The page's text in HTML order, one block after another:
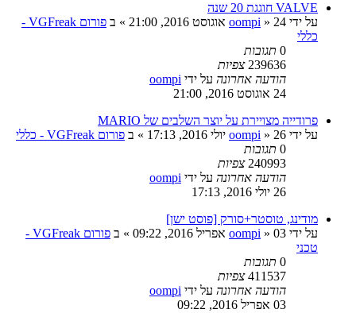
VALVE חוגגת 20 שנה
על ידי
oompi » 24 אוגוסט 2016, 21:00 » ב
פורום VGFreak -
כללי
0 תגובות
239636 צפיות
הודעה אחרונה על ידי oompi
24 אוגוסט 2016, 21:00
פרודייה מצויירת על יוצר השלבים של MARIO
על ידי
oompi » 26 יולי 2016, 17:13 » ב פורום VGFreak - כללי
0 תגובות
240993 צפיות
הודעה אחרונה על ידי oompi
26 יולי 2016, 17:13
מודינג, טוסטר+סורק [פוסט ישן]
על ידי
oompi » 03 אפריל 2016, 09:22 » ב
פורום VGFreak -
טכני
0 תגובות
411537 צפיות
הודעה אחרונה על ידי oompi
03 אפריל 2016, 09:22